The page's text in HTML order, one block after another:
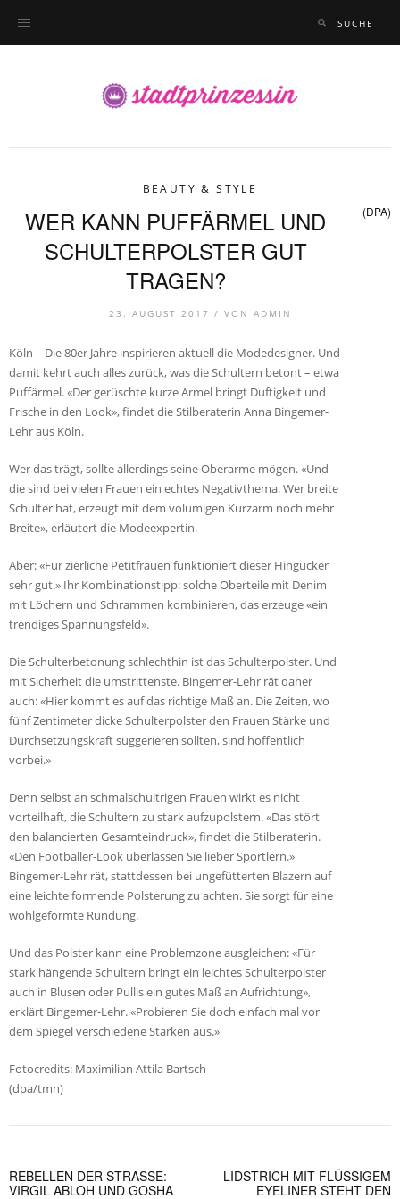
BEAUTY & STYLE
WER KANN PUFFÄRMEL UND
SCHULTERPOLSTER GUT
TRAGEN?
(DPA)
23. AUGUST 2017 / VON ADMIN
Köln – Die 80er Jahre inspirieren aktuell die Modedesigner. Und
damit kehrt auch alles zurück, was die Schultern betont – etwa
Puffärmel. «Der gerüschte kurze Ärmel bringt Duftigkeit und
Frische in den Look», findet die Stilberaterin Anna Bingemer-
Lehr aus Köln.
Wer das trägt, sollte allerdings seine Oberarme mögen. «Und
die sind bei vielen Frauen ein echtes Negativthema. Wer breite
Schulter hat, erzeugt mit dem volumigen Kurzarm noch mehr
Breite», erläutert die Modeexpertin.
Aber: «Für zierliche Petitfrauen funktioniert dieser Hingucker
sehr gut.» Ihr Kombinationstipp: solche Oberteile mit Denim
mit Löchern und Schrammen kombinieren, das erzeuge «ein
trendiges Spannungsfeld».
Die Schulterbetonung schlechthin ist das Schulterpolster. Und
mit Sicherheit die umstrittenste. Bingemer-Lehr rät daher
auch: «Hier kommt es auf das richtige Maß an. Die Zeiten, wo
fünf Zentimeter dicke Schulterpolster den Frauen Stärke und
Durchsetzungskraft suggerieren sollten, sind hoffentlich
vorbei.»
Denn selbst an schmalschultrigen Frauen wirkt es nicht
vorteilhaft, die Schultern zu stark aufzupolstern. «Das stört
den balancierten Gesamteindruck», findet die Stilberaterin.
«Den Footballer-Look überlassen Sie lieber Sportlern.»
Bingemer-Lehr rät, stattdessen bei ungefütterten Blazern auf
eine leichte formende Polsterung zu achten. Sie sorgt für eine
wohlgeformte Rundung.
Und das Polster kann eine Problemzone ausgleichen: «Für
stark hängende Schultern bringt ein leichtes Schulterpolster
auch in Blusen oder Pullis ein gutes Maß an Aufrichtung»,
erklärt Bingemer-Lehr. «Probieren Sie doch einfach mal vor
dem Spiegel verschiedene Stärken aus.»
Fotocredits: Maximilian Attila Bartsch
(dpa/tmn)
REBELLEN DER STRASSE: V
IRGIL ABLOH UND GOSHA R
LIDSTRICH MIT FLÜSSIGEM
EYELINER STEHT DEN